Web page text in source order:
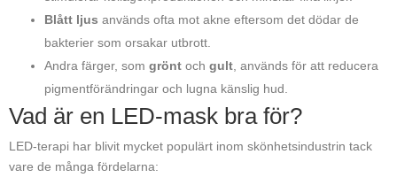
Blått ljus används ofta mot akne eftersom det dödar de
bakterier som orsakar utbrott.
Andra färger, som grönt och gult , används för att reducera
pigmentförändringar och lugna känslig hud.
Vad är en LED-mask bra för?
LED-terapi har blivit mycket populärt inom skönhetsindustrin tack
vare de många fördelarna: